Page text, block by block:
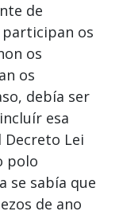
de
os
os
os
debía ser
esa
Decreto Lei
polo
se sabía que
de ano